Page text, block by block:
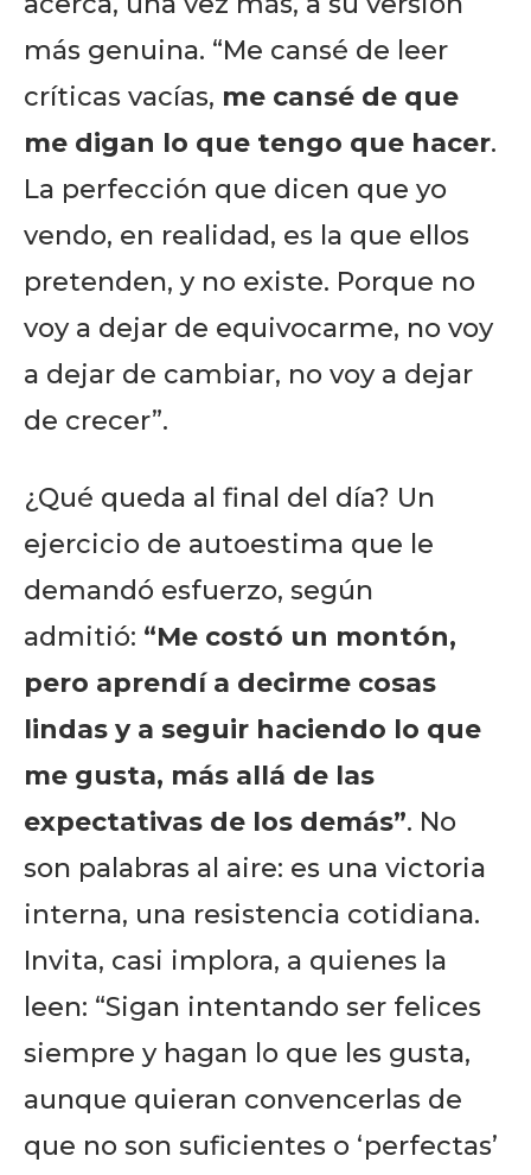
más genuina. “Me cansé de leer
críticas vacías, me cansé de que
me digan lo que tengo que hacer.
La perfección que dicen que yo
vendo, en realidad, es la que ellos
pretenden, y no existe. Porque no
voy a dejar de equivocarme, no voy
a dejar de cambiar, no voy a dejar
de crecer”.
¿Qué queda al final del día? Un
ejercicio de autoestima que le
demandó esfuerzo, según
admitió: “Me costó un montón,
pero aprendí a decirme cosas
lindas y a seguir haciendo lo que
me gusta, más allá de las
expectativas de los demás”. No
son palabras al aire: es una victoria
interna, una resistencia cotidiana.
Invita, casi implora, a quienes la
leen: “Sigan intentando ser felices
siempre y hagan lo que les gusta,
aunque quieran convencerlas de
que no son suficientes o ‘perfectas’